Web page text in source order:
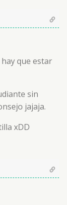
que estar
sin
jajaja.
xDD